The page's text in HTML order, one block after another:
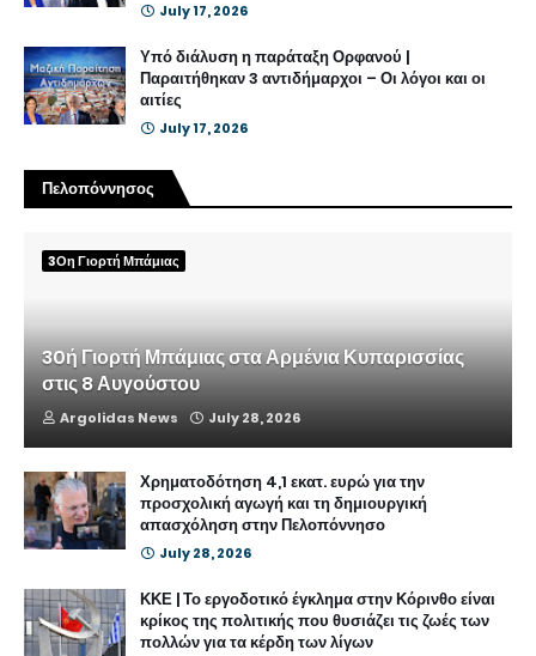
July 17, 2026
Υπό διάλυση η παράταξη Ορφανού |
Παραιτήθηκαν 3 αντιδήμαρχοι – Οι λόγοι και οι
αιτίες
July 17, 2026
Πελοπόννησος
3Οη Γιορτή Μπάμιας
30ή Γιορτή Μπάμιας στα Αρμένια Κυπαρισσίας
στις 8 Αυγούστου
Argolidas News July 28, 2026
Χρηματοδότηση 4,1 εκατ. ευρώ για την
προσχολική αγωγή και τη δημιουργική
απασχόληση στην Πελοπόννησο
July 28, 2026
ΚΚΕ | Το εργοδοτικό έγκλημα στην Κόρινθο είναι
κρίκος της πολιτικής που θυσιάζει τις ζωές των
πολλών για τα κέρδη των λίγων